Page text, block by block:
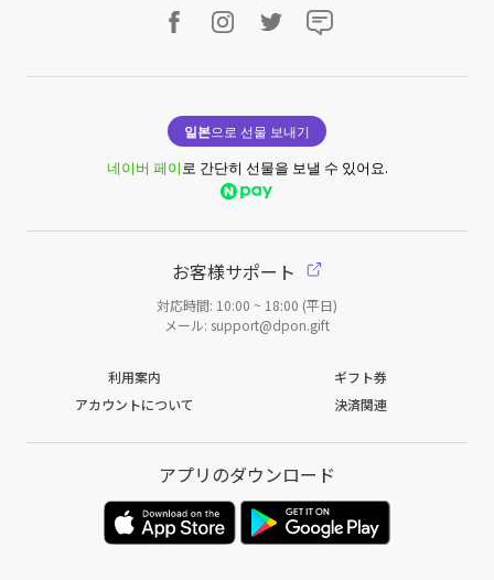
일본으로 선물 보내기
네이버 페이로 간단히 선물을 보낼 수 있어요.
お客様サポート
対応時間: 10:00 ~ 18:00 (平日)
メール: support@dpon.gift
利用案内
ギフト券
アカウントについて
決済関連
アプリのダウンロード